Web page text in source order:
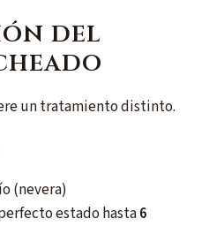
del
un tratamiento distinto.
(nevera)
estado hasta6